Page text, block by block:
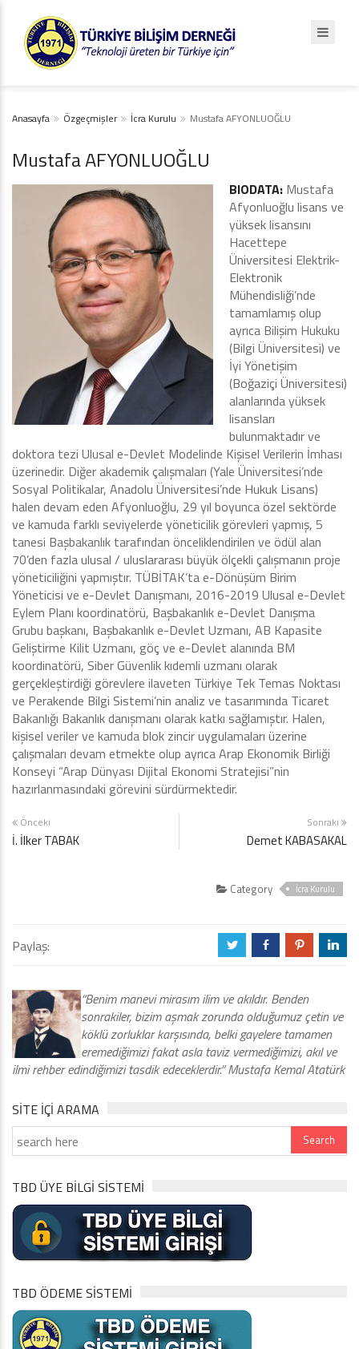
Anasayfa Özgeçmişler İcra Kurulu Mustafa AFYONLUOĞLU
Mustafa AFYONLUOĞLU
BIODATA: Mustafa
Afyonluoğlu lisans ve
yüksek lisansını
Hacettepe
Üniversitesi Elektrik-
Elektronik
Mühendisliği’nde
tamamlamış olup
ayrıca Bilişim Hukuku
(Bilgi Üniversitesi) ve
İyi Yönetişim
(Boğaziçi Üniversitesi)
alanlarında yüksek
lisansları
bulunmaktadır ve
doktora tezi Ulusal e-Devlet Modelinde Kişisel Verilerin İmhası
üzerinedir. Diğer akademik çalışmaları (Yale Üniversitesi’nde
Sosyal Politikalar, Anadolu Üniversitesi’nde Hukuk Lisans)
halen devam eden Afyonluoğlu, 29 yıl boyunca özel sektörde
ve kamuda farklı seviyelerde yöneticilik görevleri yapmış, 5
tanesi Başbakanlık tarafından önceliklendirilen ve ödül alan
70’den fazla ulusal / uluslararası büyük ölçekli çalışmanın proje
yöneticiliğini yapmıştır. TÜBİTAK’ta e-Dönüşüm Birim
Yöneticisi ve e-Devlet Danışmanı, 2016-2019 Ulusal e-Devlet
Eylem Planı koordinatörü, Başbakanlık e-Devlet Danışma
Grubu başkanı, Başbakanlık e-Devlet Uzmanı, AB Kapasite
Geliştirme Kilit Uzmanı, göç ve e-Devlet alanında BM
koordinatörü, Siber Güvenlik kıdemli uzmanı olarak
gerçekleştirdiği görevlere ilaveten Türkiye Tek Temas Noktası
ve Perakende Bilgi Sistemi’nin analiz ve tasarımında Ticaret
Bakanlığı Bakanlık danışmanı olarak katkı sağlamıştır. Halen,
kişisel veriler ve kamuda blok zincir uygulamaları üzerine
çalışmaları devam etmekte olup ayrıca Arap Ekonomik Birliği
Konseyi “Arap Dünyası Dijital Ekonomi Stratejisi”nin
hazırlanmasındaki görevini sürdürmektedir.
Önceki
İ. İlker TABAK
Sonraki
Demet KABASAKAL
Category İcra Kurulu
Paylaş: a b d j
“Benim manevi mirasım ilim ve akıldır. Benden
sonrakiler, bizim aşmak zorunda olduğumuz çetin ve
köklü zorluklar karşısında, belki gayelere tamamen
eremediğimizi fakat asla taviz vermediğimizi, akıl ve
ilmi rehber edindiğimizi tasdik edeceklerdir.” Mustafa Kemal Atatürk
SITE IÇI ARAMA
TBD ÜYE BİLGİ SİSTEMİ
TBD ÖDEME SİSTEMİ